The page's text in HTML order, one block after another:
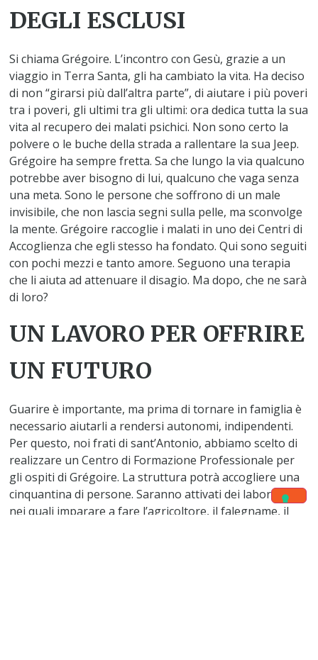
DEGLI ESCLUSI
Si chiama Grégoire. L’incontro con Gesù, grazie a un
viaggio in Terra Santa, gli ha cambiato la vita. Ha deciso
di non “girarsi più dall’altra parte”, di aiutare i più poveri
tra i poveri, gli ultimi tra gli ultimi: ora dedica tutta la sua
vita al recupero dei malati psichici. Non sono certo la
polvere o le buche della strada a rallentare la sua Jeep.
Grégoire ha sempre fretta. Sa che lungo la via qualcuno
potrebbe aver bisogno di lui, qualcuno che vaga senza
una meta. Sono le persone che soffrono di un male
invisibile, che non lascia segni sulla pelle, ma sconvolge
la mente. Grégoire raccoglie i malati in uno dei Centri di
Accoglienza che egli stesso ha fondato. Qui sono seguiti
con pochi mezzi e tanto amore. Seguono una terapia
che li aiuta ad attenuare il disagio. Ma dopo, che ne sarà
di loro?
UN LAVORO PER OFFRIRE
UN FUTURO
Guarire è importante, ma prima di tornare in famiglia è
necessario aiutarli a rendersi autonomi, indipendenti.
Per questo, noi frati di sant’Antonio, abbiamo scelto di
realizzare un Centro di Formazione Professionale per
gli ospiti di Grégoire. La struttura potrà accogliere una
cinquantina di persone. Saranno attivati dei laboratori
nei quali imparare a fare l’agricoltore, il falegname, il